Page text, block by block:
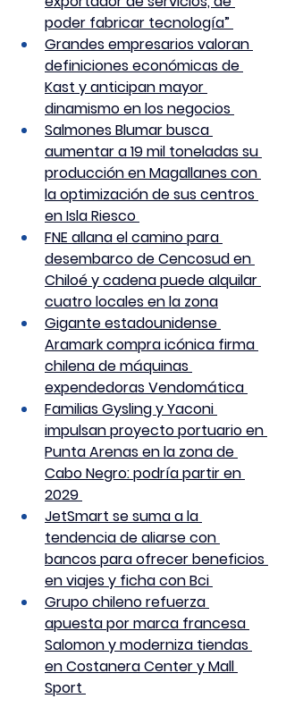
poder fabricar tecnología”
Grandes empresarios valoran
definiciones económicas de
Kast y anticipan mayor
dinamismo en los negocios
Salmones Blumar busca
aumentar a 19 mil toneladas su
producción en Magallanes con
la optimización de sus centros
en Isla Riesco
FNE allana el camino para
desembarco de Cencosud en
Chiloé y cadena puede alquilar
cuatro locales en la zona
Gigante estadounidense
Aramark compra icónica firma
chilena de máquinas
expendedoras Vendomática
Familias Gysling y Yaconi
impulsan proyecto portuario en
Punta Arenas en la zona de
Cabo Negro: podría partir en
2029
JetSmart se suma a la
tendencia de aliarse con
bancos para ofrecer beneficios
en viajes y ficha con Bci
Grupo chileno refuerza
apuesta por marca francesa
Salomon y moderniza tiendas
en Costanera Center y Mall
Sport